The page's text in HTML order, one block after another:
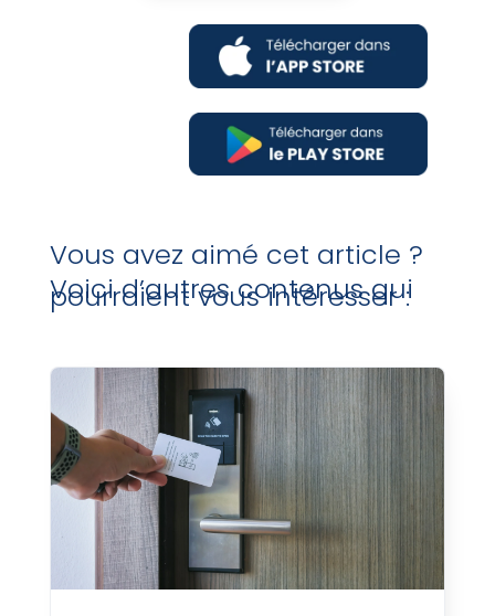
Vous avez aimé cet article ?
Voici d’autres contenus qui
pourraient vous intéresser :